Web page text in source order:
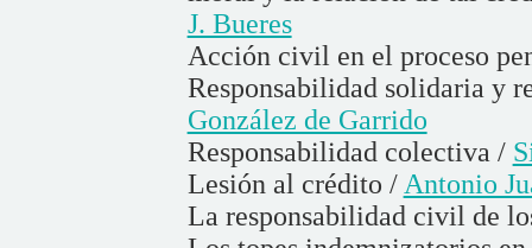
J. Bueres
Acción civil en el proceso
Responsabilidad solidaria y
González de Garrido
Responsabilidad colectiva /
Lesión al crédito / Antonio
La responsabilidad civil de